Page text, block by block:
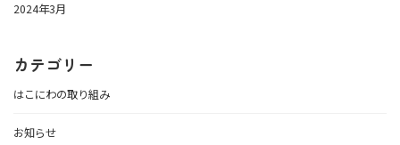
2024年3月
カテゴリー
はこにわの取り組み
お知らせ